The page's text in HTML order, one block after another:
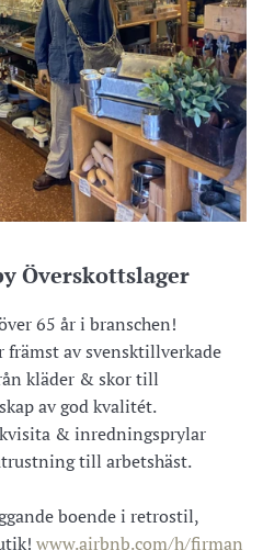
Överskottslager
65 år i branschen!
av svensktillverkade
kläder & skor till
av god kvalitét.
& inredningsprylar
till arbetshäst.
boende i retrostil,
www.airbnb.com/h/firman